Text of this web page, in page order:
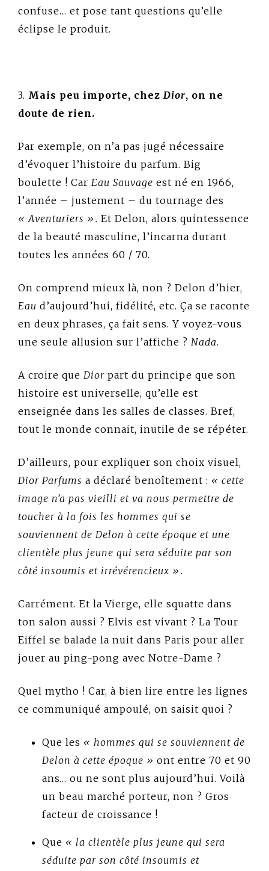
confuse… et pose tant questions qu’elle
éclipse le produit.
3. Mais peu importe, chez Dior, on ne
doute de rien.
Par exemple, on n’a pas jugé nécessaire
d’évoquer l’histoire du parfum. Big
boulette ! Car Eau Sauvage est né en 1966,
l’année – justement – du tournage des
« Aventuriers ». Et Delon, alors quintessence
de la beauté masculine, l’incarna durant
toutes les années 60 / 70.
On comprend mieux là, non ? Delon d’hier,
Eau d’aujourd’hui, fidélité, etc. Ça se raconte
en deux phrases, ça fait sens. Y voyez-vous
une seule allusion sur l’affiche ? Nada.
A croire que Dior part du principe que son
histoire est universelle, qu’elle est
enseignée dans les salles de classes. Bref,
tout le monde connait, inutile de se répéter.
D’ailleurs, pour expliquer son choix visuel,
Dior Parfums a déclaré benoîtement : « cette
image n’a pas vieilli et va nous permettre de
toucher à la fois les hommes qui se
souviennent de Delon à cette époque et une
clientèle plus jeune qui sera séduite par son
côté insoumis et irrévérencieux ».
Carrément. Et la Vierge, elle squatte dans
ton salon aussi ? Elvis est vivant ? La Tour
Eiffel se balade la nuit dans Paris pour aller
jouer au ping-pong avec Notre-Dame ?
Quel mytho ! Car, à bien lire entre les lignes
ce communiqué ampoulé, on saisit quoi ?
Que les « hommes qui se souviennent de
Delon à cette époque » ont entre 70 et 90
ans… ou ne sont plus aujourd’hui. Voilà
un beau marché porteur, non ? Gros
facteur de croissance !
Que « la clientèle plus jeune qui sera
séduite par son côté insoumis et